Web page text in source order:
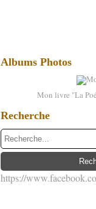
Albums Photos
Mon livre "La
Recherche
https://